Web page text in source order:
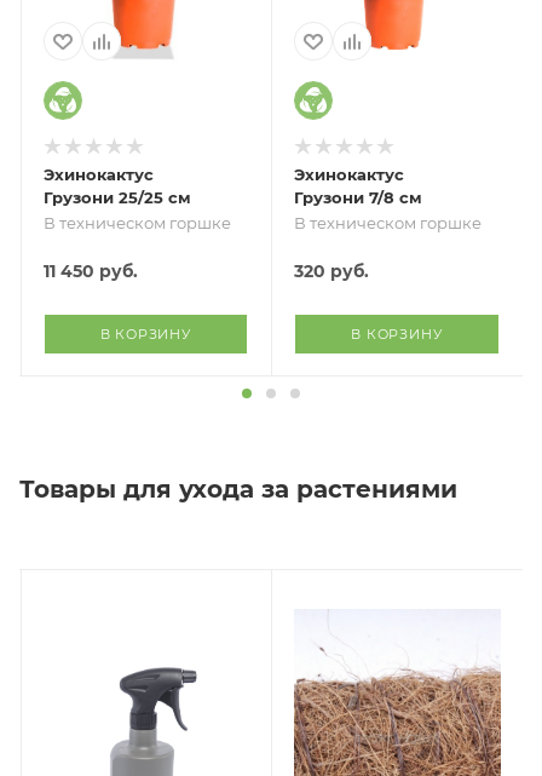
Эхинокактус
Грузони 25/25 см
В техническом горшке
11 450 руб.
В КОРЗИНУ
Эхинокактус
Грузони 7/8 см
В техническом горшке
320 руб.
В КОРЗИНУ
Товары для ухода за растениями